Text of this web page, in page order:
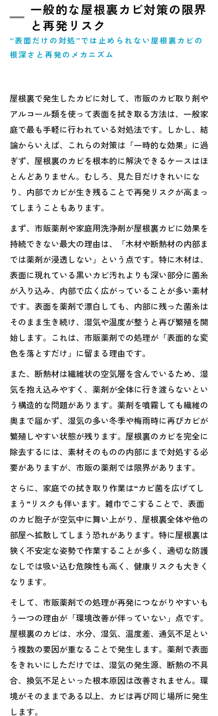
一般的な屋根裏カビ対策の限界
と再発リスク
“表面だけの対処”では止められない屋根裏カビの
根深さと再発のメカニズム
屋根裏で発生したカビに対して、市販のカビ取り剤や
アルコール類を使って表面を拭き取る方法は、一般家
庭で最も手軽に行われている対処法です。しかし、結
論からいえば、これらの対策は「一時的な効果」に過
ぎず、屋根裏のカビを根本的に解決できるケースはほ
とんどありません。むしろ、見た目だけきれいにな
り、内部でカビが生き残ることで再発リスクが高まっ
てしまうこともあります。
まず、市販薬剤や家庭用洗浄剤が屋根裏カビに効果を
持続できない最大の理由は、「木材や断熱材の内部ま
では薬剤が浸透しない」という点です。特に木材は、
表面に現れている黒いカビ汚れよりも深い部分に菌糸
が入り込み、内部で広く広がっていることが多い素材
です。表面を薬剤で漂白しても、内部に残った菌糸は
そのまま生き続け、湿気や温度が整うと再び繁殖を開
始します。これは、市販薬剤での処理が「表面的な変
色を落とすだけ」に留まる理由です。
また、断熱材は繊維状の空気層を含んでいるため、湿
気を抱え込みやすく、薬剤が全体に行き渡らないとい
う構造的な問題があります。薬剤を噴霧しても繊維の
奥まで届かず、湿気の多い冬季や梅雨時に再びカビが
繁殖しやすい状態が残ります。屋根裏のカビを完全に
除去するには、素材そのものの内部にまで対処する必
要がありますが、市販の薬剤では限界があります。
さらに、家庭での拭き取り作業は“カビ菌を広げてし
まう”リスクも伴います。雑巾でこすることで、表面
のカビ胞子が空気中に舞い上がり、屋根裏全体や他の
部屋へ拡散してしまう恐れがあります。特に屋根裏は
狭く不安定な姿勢で作業することが多く、適切な防護
なしでは吸い込む危険性も高く、健康リスクも大きく
なります。
そして、市販薬剤での処理が再発につながりやすいも
う一つの理由が「環境改善が伴っていない」点です。
屋根裏のカビは、水分、湿気、温度差、通気不足とい
う複数の要因が重なることで発生します。薬剤で表面
をきれいにしただけでは、湿気の発生源、断熱の不具
合、換気不足といった根本原因は改善されません。環
境がそのままである以上、カビは再び同じ場所に発生
します。